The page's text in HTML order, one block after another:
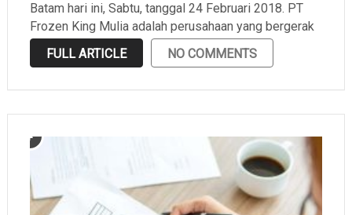
Batam hari ini, Sabtu, tanggal 24 Februari 2018. PT
Frozen King Mulia adalah perusahaan yang bergerak
di bidang developer, distributor, exporter, importer,
manufacturer, dan trading yang berlokasi di Batu
FULL ARTICLE NO COMMENTS